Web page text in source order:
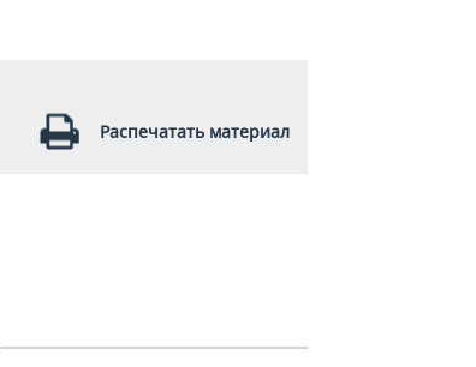
Распечатать материал